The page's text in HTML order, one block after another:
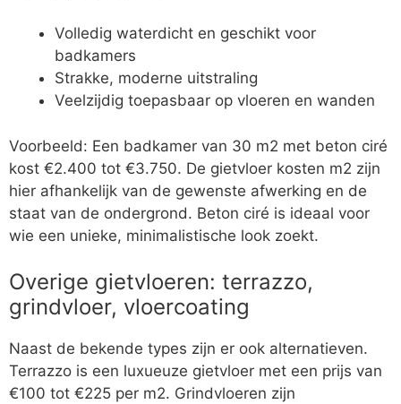
Volledig waterdicht en geschikt voor
badkamers
Strakke, moderne uitstraling
Veelzijdig toepasbaar op vloeren en wanden
Voorbeeld: Een badkamer van 30 m2 met beton ciré
kost €2.400 tot €3.750. De gietvloer kosten m2 zijn
hier afhankelijk van de gewenste afwerking en de
staat van de ondergrond. Beton ciré is ideaal voor
wie een unieke, minimalistische look zoekt.
Overige gietvloeren: terrazzo,
grindvloer, vloercoating
Naast de bekende types zijn er ook alternatieven.
Terrazzo is een luxueuze gietvloer met een prijs van
€100 tot €225 per m2. Grindvloeren zijn